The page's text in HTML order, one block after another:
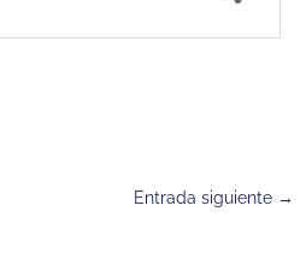
Entrada siguiente →